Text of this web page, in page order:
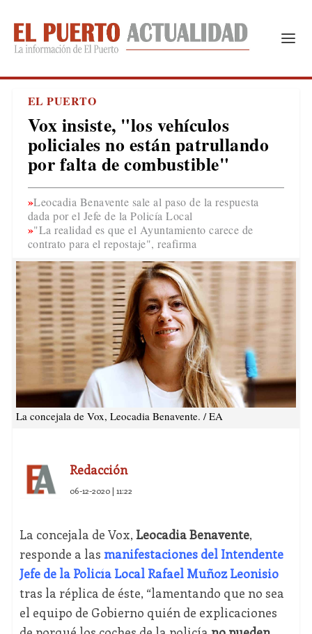
EL PUERTO
Vox insiste, "los vehículos
policiales no están patrullando
por falta de combustible"
Leocadia Benavente sale al paso de la respuesta
dada por el Jefe de la Policía Local
"La realidad es que el Ayuntamiento carece de
contrato para el repostaje", reafirma
La concejala de Vox, Leocadia Benavente. / EA
Redacción
06-12-2020 | 11:22
La concejala de Vox, Leocadia Benavente,
responde a las manifestaciones del Intendente
Jefe de la Policía Local Rafael Muñoz Leonisio
tras la réplica de éste, “lamentando que no sea
el equipo de Gobierno quién de explicaciones